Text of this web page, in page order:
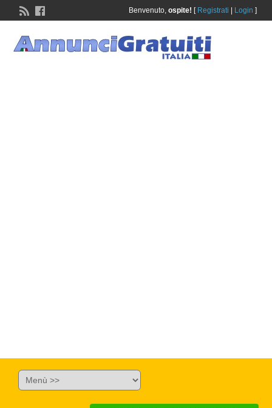
Benvenuto, ospite! [ Registrati Login ]